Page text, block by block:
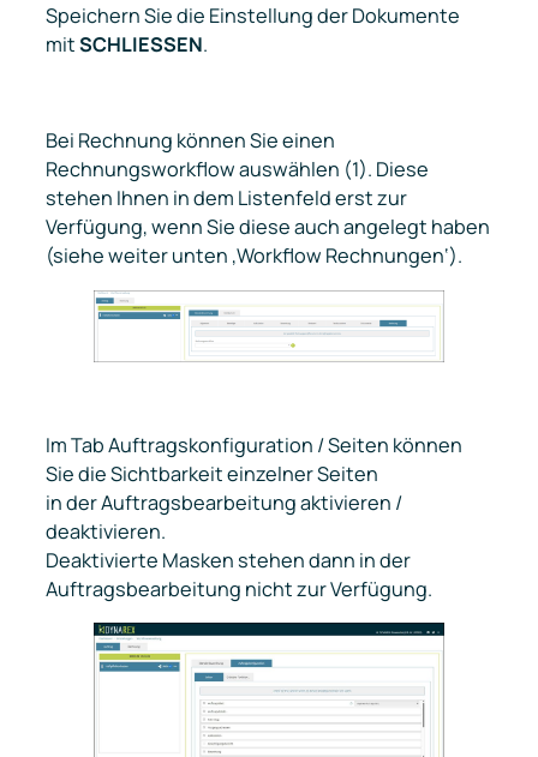
Speichern Sie die Einstellung der Dokumente
mitSCHLIESSEN.
Bei Rechnung können Sie einen
Rechnungsworkflow auswählen (1). Diese
stehen Ihnen in dem Listenfeld erst zur
Verfügung, wenn Sie diese auch angelegt haben
(siehe weiter unten ‚Workflow Rechnungen‘).
Im TabAuftragskonfiguration /Seiten können
Sie die Sichtbarkeit einzelner Seiten
in der Auftragsbearbeitung aktivieren /
deaktivieren.
Deaktivierte Masken stehen dann in der
Auftragsbearbeitung nicht zur Verfügung.